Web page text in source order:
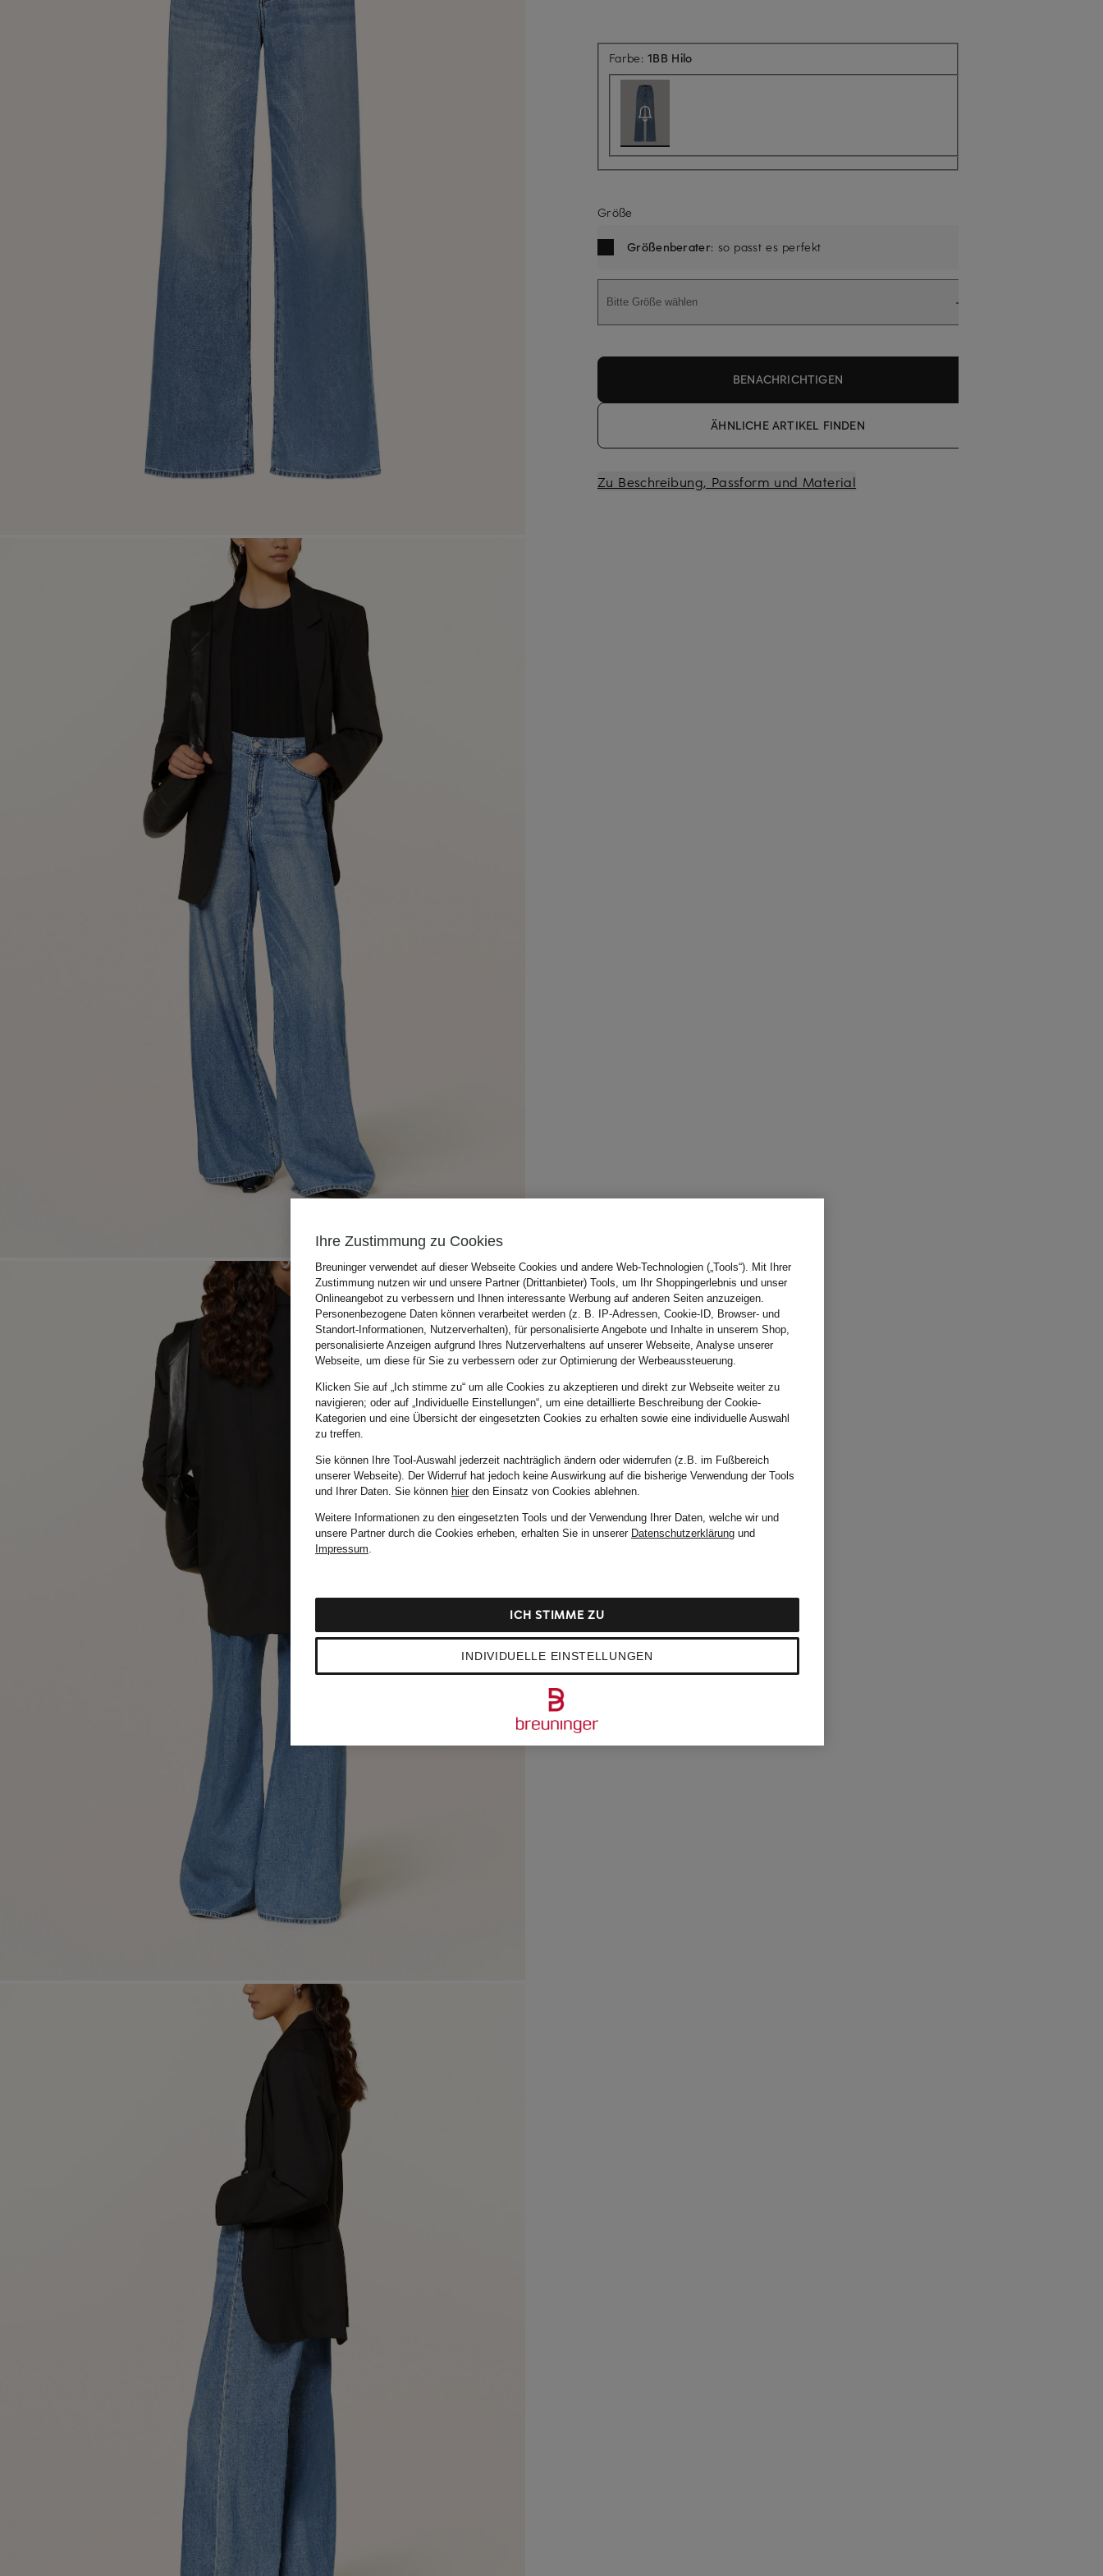
Farbe:1BB HiloAktuell nicht verfügbar
Größe
Größenberater: so passt es perfekt
Bitte Größe wählen
BENACHRICHTIGEN
ÄHNLICHE ARTIKEL FINDEN
Zu Beschreibung, Passform und Material
Ihre Zustimmung zu Cookies
Breuninger verwendet auf dieser Webseite Cookies und andere Web-Technologien („Tools“). Mit Ihrer
Zustimmung nutzen wir und unsere Partner (Drittanbieter) Tools, um Ihr Shoppingerlebnis und unser
Onlineangebot zu verbessern und Ihnen interessante Werbung auf anderen Seiten anzuzeigen.
Personenbezogene Daten können verarbeitet werden (z. B. IP-Adressen, Cookie-ID, Browser- und
Standort-Informationen, Nutzerverhalten), für personalisierte Angebote und Inhalte in unserem Shop,
personalisierte Anzeigen aufgrund Ihres Nutzerverhaltens auf unserer Webseite, Analyse unserer
Webseite, um diese für Sie zu verbessern oder zur Optimierung der Werbeaussteuerung.
Klicken Sie auf „Ich stimme zu“ um alle Cookies zu akzeptieren und direkt zur Webseite weiter zu
navigieren; oder auf „Individuelle Einstellungen“, um eine detaillierte Beschreibung der Cookie-
Kategorien und eine Übersicht der eingesetzten Cookies zu erhalten sowie eine individuelle Auswahl
zu treffen.
Sie können Ihre Tool-Auswahl jederzeit nachträglich ändern oder widerrufen (z.B. im Fußbereich
unserer Webseite). Der Widerruf hat jedoch keine Auswirkung auf die bisherige Verwendung der Tools
und Ihrer Daten. Sie können hierden Einsatz von Cookies ablehnen.
Weitere Informationen zu den eingesetzten Tools und der Verwendung Ihrer Daten, welche wir und
unsere Partner durch die Cookies erheben, erhalten Sie in unserer Datenschutzerklärung und
Impressum.
INDIVIDUELLE EINSTELLUNGEN
ICH STIMME ZU